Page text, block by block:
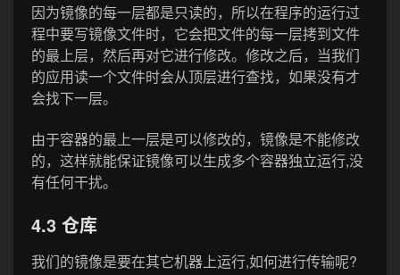
因为镜像的每一层都是只读的，所以在程序的运行过
程中要写镜像文件时，它会把文件的每一层拷到文件
的最上层，然后再对它进行修改。修改之后，当我们
的应用读一个文件时会从顶层进行查找，如果没有才
会找下一层。
由于容器的最上一层是可以修改的，镜像是不能修改
的，这样就能保证镜像可以生成多个容器独立运行,没
有任何干扰。
4.3 仓库
我们的镜像是要在其它机器上运行,如何进行传输呢?